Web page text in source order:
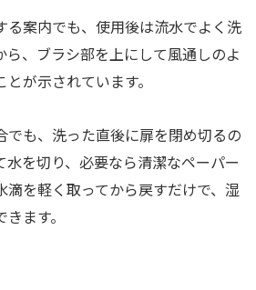
る案内でも、使用後は流水でよく洗
ら、ブラシ部を上にして風通しのよ
が示されています。
でも、洗った直後に扉を閉め切るの
水を切り、必要なら清潔なペーパー
滴を軽く取ってから戻すだけで、湿
ます。